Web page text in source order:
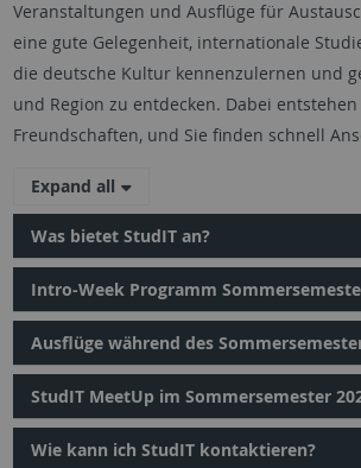
Veranstaltungen und Ausflüge für
eine gute Gelegenheit, internationale
die deutsche Kultur kennenzulernen und
und Region zu entdecken. Dabei
Freundschaften, und Sie finden schnell
Expand all
Was bietet StudIT an?
Intro-Week Programm
Ausflüge während des
StudIT MeetUp im Sommersemester
Wie kann ich StudIT kontaktieren?